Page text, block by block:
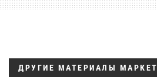
ДРУГИЕ МАТЕРИАЛЫ МАРКЕТ